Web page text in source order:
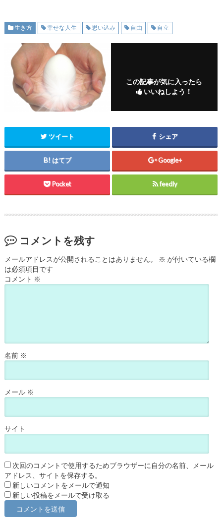
生き方 幸せな人生 思い込み 自由 自立
この記事が気に入ったら
いいねしよう！
ツイート シェア
はてブ Google+
Pocket feedly
コメントを残す
メールアドレスが公開されることはありません。 ※ が付いている欄
は必須項目です
コメント ※
名前 ※
メール ※
サイト
次回のコメントで使用するためブラウザーに自分の名前、メール
アドレス、サイトを保存する。
新しいコメントをメールで通知
新しい投稿をメールで受け取る